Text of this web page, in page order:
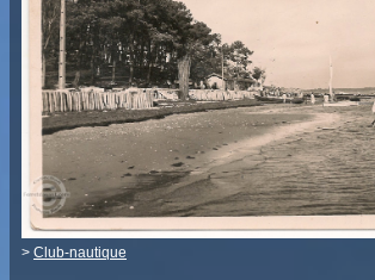
> Club-nautique